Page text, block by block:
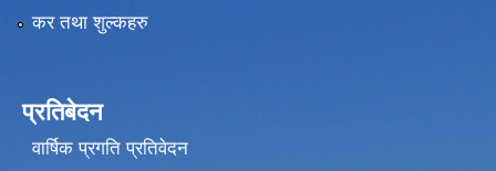
कर तथा शुल्कहरु
प्रतिबेदन
वार्षिक प्रगति प्रतिवेदन